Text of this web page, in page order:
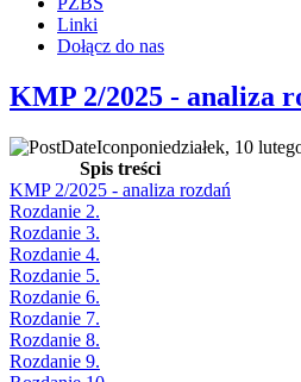
Linki
Dołącz do nas
KMP 2/2025 - analiza
poniedziałek, 10
Spis treści
KMP 2/2025 - analiza rozdań
Rozdanie 2.
Rozdanie 3.
Rozdanie 4.
Rozdanie 5.
Rozdanie 6.
Rozdanie 7.
Rozdanie 8.
Rozdanie 9.